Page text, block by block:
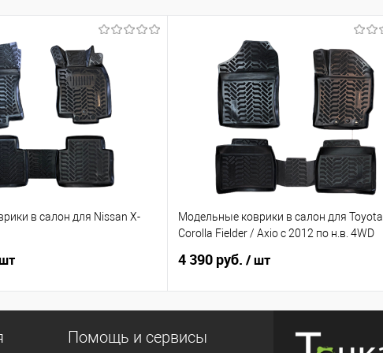
в салон для Nissan X-
Модельные коврики в салон для Toyota
Corolla Fielder / Axio с 2012 по н.в. 4WD
4 390 руб. / шт
Помощь и сервисы